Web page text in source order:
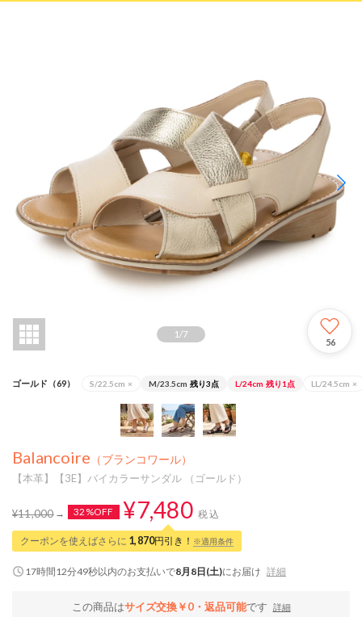
1 /7
56
ゴールド（69） S/22.5cm × M/23.5cm 残り3点 L/24cm 残り1点 LL/24.5cm ×
Balancoire （ブランコワール）
【本革】【3E】バイカラーサンダル （ゴールド）
¥11,000 32%OFF ¥7,480 税込
クーポンを使えばさらに 1,870円引き！ ※適用条件
17時間12分48秒以内のお支払いで8月8日(土)にお届け 詳細
この商品はサイズ交換￥0・返品可能です
詳細